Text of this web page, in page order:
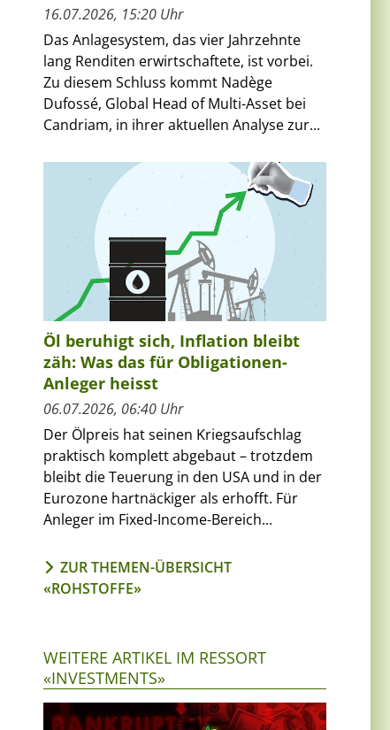
16.07.2026, 15:20 Uhr
Das Anlagesystem, das vier Jahrzehnte
lang Renditen erwirtschaftete, ist vorbei.
Zu diesem Schluss kommt Nadège
Dufossé, Global Head of Multi-Asset bei
Candriam, in ihrer aktuellen Analyse zur...
Öl beruhigt sich, Inflation bleibt
zäh: Was das für Obligationen-
Anleger heisst
06.07.2026, 06:40 Uhr
Der Ölpreis hat seinen Kriegsaufschlag
praktisch komplett abgebaut – trotzdem
bleibt die Teuerung in den USA und in der
Eurozone hartnäckiger als erhofft. Für
Anleger im Fixed-Income-Bereich...
ZUR THEMEN-ÜBERSICHT
«ROHSTOFFE»
WEITERE ARTIKEL IM RESSORT
«INVESTMENTS»